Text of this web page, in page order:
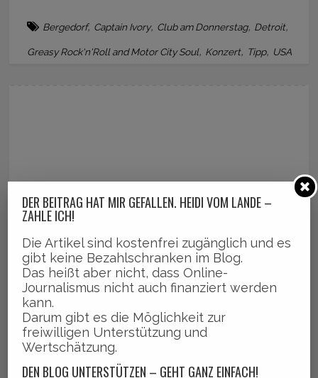
Bergedorf, Captain Ivory, Club am Donnerstag, Detroit,
Greasy Rock'n'Roll and Motor City Soul, Konzert, Tipp, USA
DER BEITRAG HAT MIR GEFALLEN. HEIDI VOM LANDE –
ZAHLE ICH!
Die Artikel sind kostenfrei zugänglich und es
gibt keine Bezahlschranken im Blog.
Das heißt aber nicht, dass Online-
Journalismus nicht auch finanziert werden
kann.
Darum gibt es die Möglichkeit zur
freiwilligen Unterstützung und
Wertschätzung.
DEN BLOG UNTERSTÜTZEN – GEHT GANZ EINFACH!